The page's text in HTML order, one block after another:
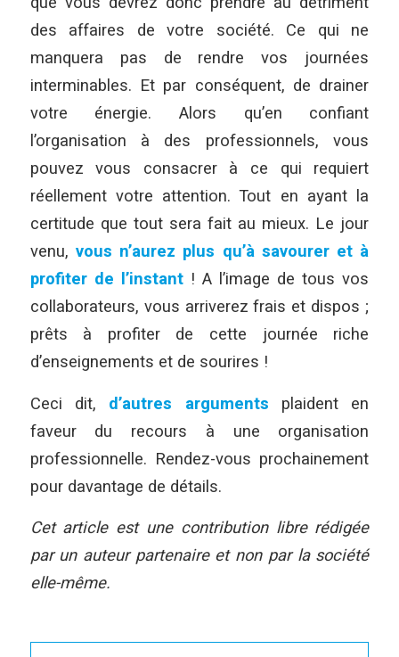
des affaires de votre société. Ce qui ne
manquera pas de rendre vos journées
interminables. Et par conséquent, de drainer
votre énergie. Alors qu’en confiant
l’organisation à des professionnels, vous
pouvez vous consacrer à ce qui requiert
réellement votre attention. Tout en ayant la
certitude que tout sera fait au mieux. Le jour
venu, vous n’aurez plus qu’à savourer et à
profiter de l’instant! A l’image de tous vos
collaborateurs, vous arriverez frais et dispos ;
prêts à profiter de cette journée riche
d’enseignements et de sourires !
Ceci dit, d’autres arguments plaident en
faveur du recours à une organisation
professionnelle. Rendez-vous prochainement
pour davantage de détails.
Cet article est une contribution libre rédigée
par un auteur partenaire et non par la société
elle-même.